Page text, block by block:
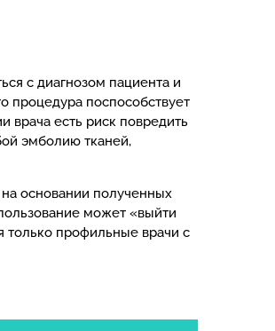
с диагнозом пациента и
процедура поспособствует
врача есть риск повредить
эмболию тканей,
на основании полученных
может «выйти
только профильные врачи с